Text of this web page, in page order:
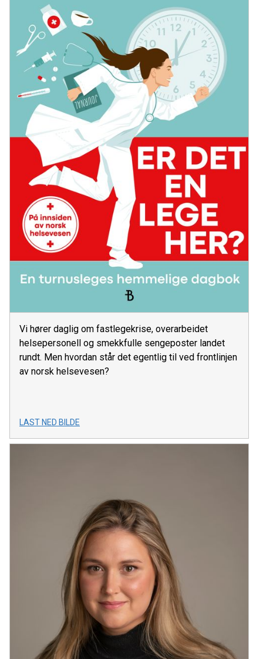
Vi hører daglig om fastlegekrise, overarbeidet
helsepersonell og smekkfulle sengeposter landet
rundt. Men hvordan står det egentlig til ved frontlinjen
av norsk helsevesen?
LAST NED BILDE